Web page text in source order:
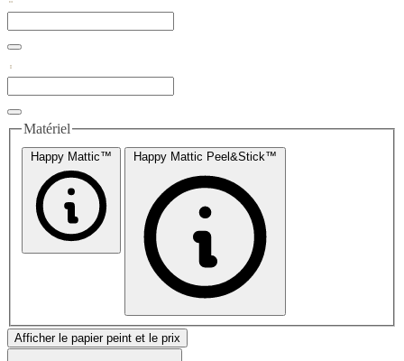
Matériel
Happy Mattic™ Happy Mattic Peel&Stick™
Afficher le papier peint et le prix